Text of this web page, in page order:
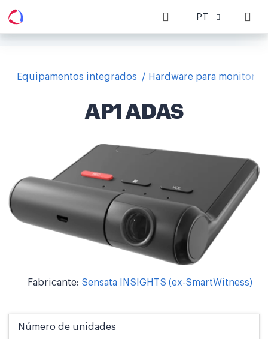
PT
Equipamentos integrados Hardware para
AP1 ADAS
Fabricante: Sensata INSIGHTS (ex-SmartWitness)
Número de unidades